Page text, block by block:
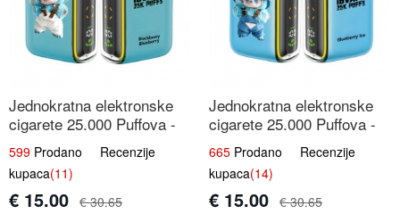
Jednokratna elektronske
cigarete 25.000 Puffova -
Kupina & Borovnica |
Šumska Voćna Mješavina
599 Prodano Recenzije
kupaca(11)
€ 15.00 € 30.65
Jednokratna elektronske
cigarete 25.000 Puffova -
Jagodni Sladoled |
Kremasta Slatka Okus
665 Prodano Recenzije
kupaca(14)
€ 15.00 € 30.65